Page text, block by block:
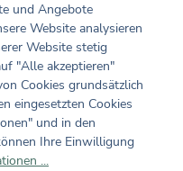
ACRYLATE
und Angebote
Website analysieren
Website stetig
"Alle akzeptieren"
Cookies grundsätzlich
eingesetzten Cookies
und in den
Ihre Einwilligung
...